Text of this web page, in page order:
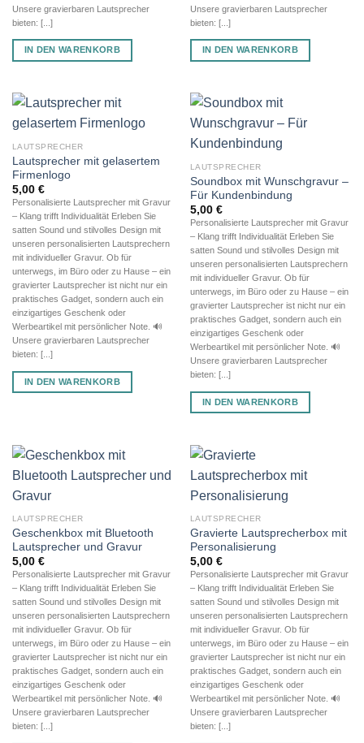
Unsere gravierbaren Lautsprecher
bieten: [...]
IN DEN WARENKORB
Unsere gravierbaren Lautsprecher
bieten: [...]
IN DEN WARENKORB
LAUTSPRECHER
Lautsprecher mit gelasertem
Firmenlogo
5,00 €
Personalisierte Lautsprecher mit Gravur
– Klang trifft Individualität Erleben Sie
satten Sound und stilvolles Design mit
unseren personalisierten Lautsprechern
mit individueller Gravur. Ob für
unterwegs, im Büro oder zu Hause – ein
gravierter Lautsprecher ist nicht nur ein
praktisches Gadget, sondern auch ein
einzigartiges Geschenk oder
Werbeartikel mit persönlicher Note. 🔊
Unsere gravierbaren Lautsprecher
bieten: [...]
IN DEN WARENKORB
LAUTSPRECHER
Soundbox mit Wunschgravur –
Für Kundenbindung
5,00 €
Personalisierte Lautsprecher mit Gravur
– Klang trifft Individualität Erleben Sie
satten Sound und stilvolles Design mit
unseren personalisierten Lautsprechern
mit individueller Gravur. Ob für
unterwegs, im Büro oder zu Hause – ein
gravierter Lautsprecher ist nicht nur ein
praktisches Gadget, sondern auch ein
einzigartiges Geschenk oder
Werbeartikel mit persönlicher Note. 🔊
Unsere gravierbaren Lautsprecher
bieten: [...]
IN DEN WARENKORB
LAUTSPRECHER
Geschenkbox mit Bluetooth
Lautsprecher und Gravur
5,00 €
Personalisierte Lautsprecher mit Gravur
– Klang trifft Individualität Erleben Sie
satten Sound und stilvolles Design mit
unseren personalisierten Lautsprechern
mit individueller Gravur. Ob für
unterwegs, im Büro oder zu Hause – ein
gravierter Lautsprecher ist nicht nur ein
praktisches Gadget, sondern auch ein
einzigartiges Geschenk oder
Werbeartikel mit persönlicher Note. 🔊
Unsere gravierbaren Lautsprecher
bieten: [...]
LAUTSPRECHER
Gravierte Lautsprecherbox mit
Personalisierung
5,00 €
Personalisierte Lautsprecher mit Gravur
– Klang trifft Individualität Erleben Sie
satten Sound und stilvolles Design mit
unseren personalisierten Lautsprechern
mit individueller Gravur. Ob für
unterwegs, im Büro oder zu Hause – ein
gravierter Lautsprecher ist nicht nur ein
praktisches Gadget, sondern auch ein
einzigartiges Geschenk oder
Werbeartikel mit persönlicher Note. 🔊
Unsere gravierbaren Lautsprecher
bieten: [...]